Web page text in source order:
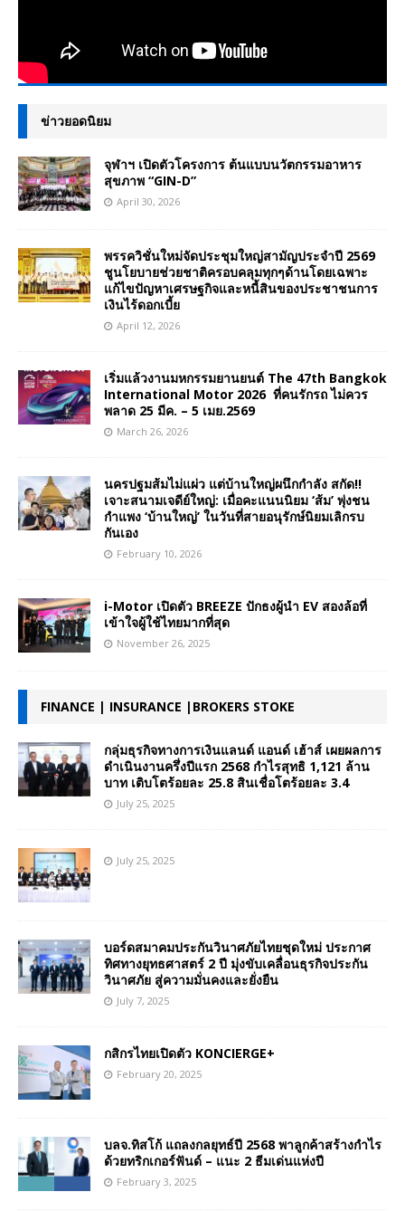
ข่าวยอดนิยม
จุฬาฯ เปิดตัวโครงการ ต้นแบบนวัตกรรมอาหาร
สุขภาพ “GIN-D”
April 30, 2026
พรรควิชั่นใหม่จัดประชุมใหญ่สามัญประจำปี 2569
ชูนโยบายช่วยชาติครอบคลุมทุกๆด้านโดยเฉพาะ
แก้ไขปัญหาเศรษฐกิจและหนี้สินของประชาชนการ
เงินไร้ดอกเบี้ย
April 12, 2026
เริ่มแล้วงานมหกรรมยานยนต์ The 47th Bangkok
International Motor 2026 ที่คนรักรถ ไม่ควร
พลาด 25 มีค. – 5 เมย.2569
March 26, 2026
นครปฐมส้มไม่แผ่ว แต่บ้านใหญ่ผนึกกำลัง สกัด!!
เจาะสนามเจดีย์ใหญ่: เมื่อคะแนนนิยม ‘ส้ม’ พุ่งชน
กำแพง ‘บ้านใหญ่’ ในวันที่สายอนุรักษ์นิยมเลิกรบ
กันเอง
February 10, 2026
i-Motor เปิดตัว BREEZE ปักธงผู้นำ EV สองล้อที่
เข้าใจผู้ใช้ไทยมากที่สุด
November 26, 2025
FINANCE | INSURANCE |BROKERS STOKE
กลุ่มธุรกิจทางการเงินแลนด์ แอนด์ เฮ้าส์ เผยผลการ
ดำเนินงานครึ่งปีแรก 2568 กำไรสุทธิ 1,121 ล้าน
บาท เติบโตร้อยละ 25.8 สินเชื่อโตร้อยละ 3.4
July 25, 2025
July 25, 2025
บอร์ดสมาคมประกันวินาศภัยไทยชุดใหม่ ประกาศ
ทิศทางยุทธศาสตร์ 2 ปี มุ่งขับเคลื่อนธุรกิจประกัน
วินาศภัย สู่ความมั่นคงและยั่งยืน
July 7, 2025
กสิกรไทยเปิดตัว KONCIERGE+
February 20, 2025
บลจ.ทิสโก้ แถลงกลยุทธ์ปี 2568 พาลูกค้าสร้างกำไร
ด้วยทริกเกอร์ฟันด์ – แนะ 2 ธีมเด่นแห่งปี
February 3, 2025